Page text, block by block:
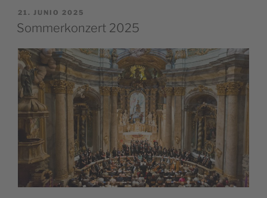
PUBLICADO
EL
21. JUNIO 2025
Sommerkonzert 2025